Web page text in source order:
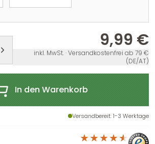
9,99 €
inkl. MwSt. · Versandkostenfrei ab 79 €
(DE/AT)
In den Warenkorb
Versandbereit: 1-3 Werktage